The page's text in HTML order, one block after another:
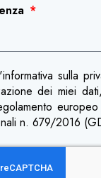
sulla
dei miei
n. 679/2016